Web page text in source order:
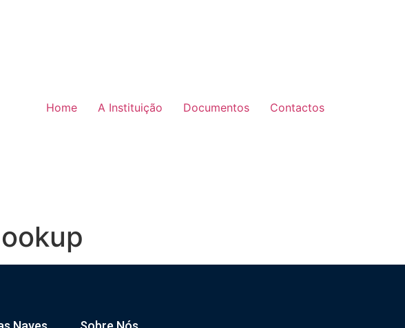
Home A Instituição Documentos Contactos